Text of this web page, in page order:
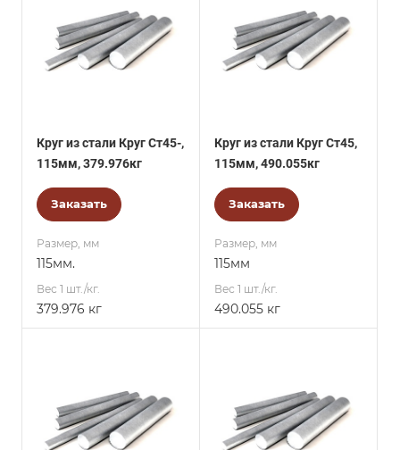
Круг из стали Круг Ст45-,
115мм, 379.976кг
Заказать
Размер, мм
115мм.
Вес 1 шт./кг.
379.976 кг
Круг из стали Круг Ст45,
115мм, 490.055кг
Заказать
Размер, мм
115мм
Вес 1 шт./кг.
490.055 кг